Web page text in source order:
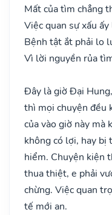
Mất của tìm chẳng
Việc quan sự xấu
Bệnh tật ắt phải lo
Vì lời nguyền rủa
Đây là giờ Đại
thì mọi chuyện đều
của vào giờ này mà
không có lợi, hay bị
hiểm. Chuyện kiện
thua thiệt, e phải
chừng. Việc quan
tế mới an.